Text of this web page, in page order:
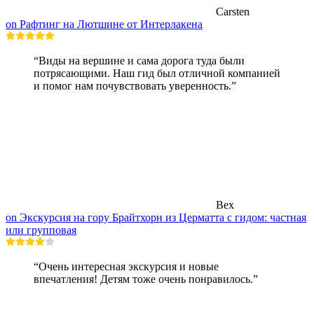
Carsten
on Рафтинг на Лютшине от Интерлакена
“Виды на вершине и сама дорога туда были
потрясающими. Наш гид был отличной компанией
и помог нам почувствовать уверенность.”
Bex
on Экскурсия на гору Брайтхорн из Церматта с гидом: частная
или групповая
“Очень интересная экскурсия и новые
впечатления! Детям тоже очень понравилось.”